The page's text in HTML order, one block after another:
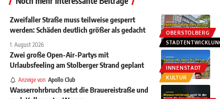
OBERSTOLBERG
Zweifaller Straße muss teilweise gesperrt
werden: Schäden deutlich größer als gedacht
1. August 2026
INNENSTADT
KULTUR
Zwei große Open-Air-Partys mit
Urlaubsfeeling am Stolberger Strand geplant
Anzeige von Apollo Club
Wasserrohrbruch setzt die Brauereistraße und